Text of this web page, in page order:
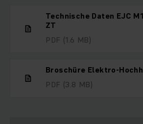
Technische Daten EJC
ZT
PDF (1.6 MB)
Broschüre Elektro-
PDF (3.8 MB)